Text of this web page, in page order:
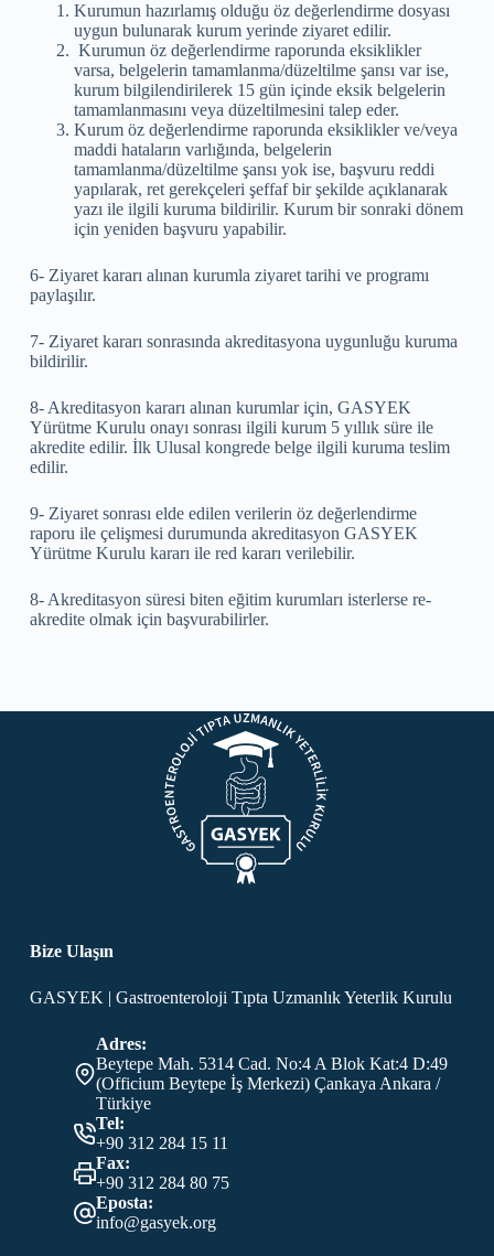
Kurumun hazırlamış olduğu öz değerlendirme dosyası
uygun bulunarak kurum yerinde ziyaret edilir.
Kurumun öz değerlendirme raporunda eksiklikler
varsa, belgelerin tamamlanma/düzeltilme şansı var ise,
kurum bilgilendirilerek 15 gün içinde eksik belgelerin
tamamlanmasını veya düzeltilmesini talep eder.
Kurum öz değerlendirme raporunda eksiklikler ve/veya
maddi hataların varlığında, belgelerin
tamamlanma/düzeltilme şansı yok ise, başvuru reddi
yapılarak, ret gerekçeleri şeffaf bir şekilde açıklanarak
yazı ile ilgili kuruma bildirilir. Kurum bir sonraki dönem
için yeniden başvuru yapabilir.
6- Ziyaret kararı alınan kurumla ziyaret tarihi ve programı
paylaşılır.
7- Ziyaret kararı sonrasında akreditasyona uygunluğu kuruma
bildirilir.
8- Akreditasyon kararı alınan kurumlar için, GASYEK
Yürütme Kurulu onayı sonrası ilgili kurum 5 yıllık süre ile
akredite edilir. İlk Ulusal kongrede belge ilgili kuruma teslim
edilir.
9- Ziyaret sonrası elde edilen verilerin öz değerlendirme
raporu ile çelişmesi durumunda akreditasyon GASYEK
Yürütme Kurulu kararı ile red kararı verilebilir.
8- Akreditasyon süresi biten eğitim kurumları isterlerse re-
akredite olmak için başvurabilirler.
Bize Ulaşın
GASYEK | Gastroenteroloji Tıpta Uzmanlık Yeterlik Kurulu
Adres:
Beytepe Mah. 5314 Cad. No:4 A Blok Kat:4 D:49
(Officium Beytepe İş Merkezi) Çankaya Ankara /
Türkiye
Tel:
+90 312 284 15 11
Fax:
+90 312 284 80 75
Eposta:
info@gasyek.org